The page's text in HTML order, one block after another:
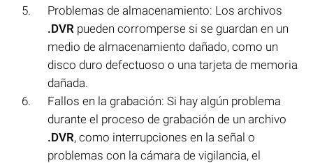
Problemas de almacenamiento: Los archivos
.DVR pueden corromperse si se guardan en un
medio de almacenamiento dañado, como un
disco duro defectuoso o una tarjeta de memoria
dañada.
Fallos en la grabación: Si hay algún problema
durante el proceso de grabación de un archivo
.DVR, como interrupciones en la señal o
problemas con la cámara de vigilancia, el